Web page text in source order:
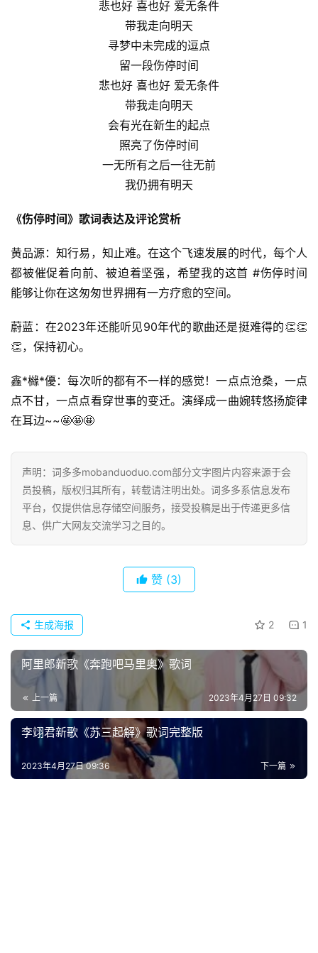
悲也好 喜也好 爱无条件
带我走向明天
寻梦中未完成的逗点
留一段伤停时间
悲也好 喜也好 爱无条件
带我走向明天
会有光在新生的起点
照亮了伤停时间
一无所有之后一往无前
我仍拥有明天
《伤停时间》歌词表达及评论赏析
黄品源：知行易，知止难。在这个飞速发展的时代，每个人
都被催促着向前、被迫着坚强，希望我的这首 #伤停时间
能够让你在这匆匆世界拥有一方疗愈的空间。
蔚蓝：在2023年还能听见90年代的歌曲还是挺难得的👏👏
👏，保持初心。
鑫*櫞*優：每次听的都有不一样的感觉！一点点沧桑，一点
点不甘，一点点看穿世事的变迁。演绎成一曲婉转悠扬旋律
在耳边~~🤩🤩🤩
声明：词多多mobanduoduo.com部分文字图片内容来源于会
员投稿，版权归其所有，转载请注明出处。词多多系信息发布
平台，仅提供信息存储空间服务，接受投稿是出于传递更多信
息、供广大网友交流学习之目的。
赞 (3)
2 1
生成海报
阿里郎新歌《奔跑吧马里奥》歌词
上一篇 2023年4月27日 09:32
李翊君新歌《苏三起解》歌词完整版
下一篇
2023年4月27日 09:36